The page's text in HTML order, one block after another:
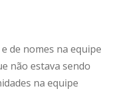
de nomes na equipe
não estava sendo
na equipe